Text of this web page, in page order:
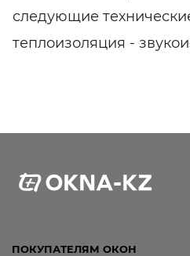
следующие
теплоизоляция -
ПОКУПАТЕЛЯМ ОКОН